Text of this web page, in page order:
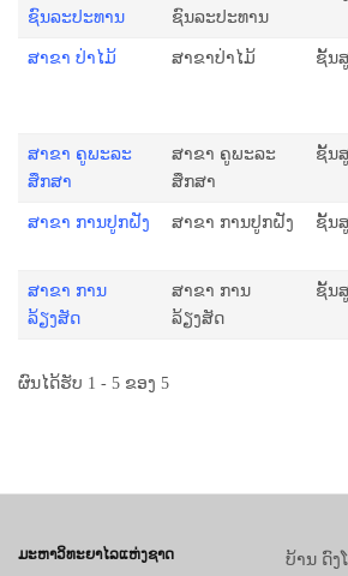
ຊົນລະປະທານ
ຊົນລະປະທານ
ສາຂາ ປ່າໄມ້ ສາຂາປ່າໄມ້ ຊັ້ນ
ສາຂາ ຄູພະລະ
ສຶກສາ
ສາຂາ ຄູພະລະ
ສຶກສາ
ຊັ້ນ
ສາຂາ ການປູກຝັງ ສາຂາ ການປູກຝັງ ຊັ້ນ
ສາຂາ ການ
ລ້ຽງສັດ
ສາຂາ ການ
ລ້ຽງສັດ
ຊັ້ນ
ຜົນໄດ້ຮັບ 1 - 5 ຂອງ 5
ມະຫາວິທະຍາໄລແຫ່ງຊາດ
ບ້ານ ດົງ